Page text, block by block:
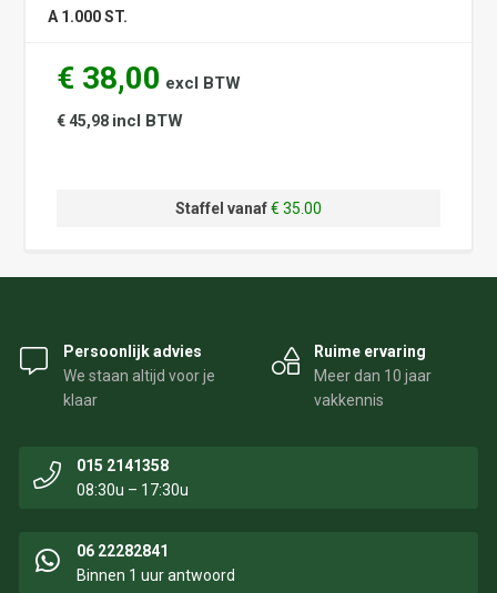
A 1.000 ST.
€ 38,00 excl BTW
€ 45,98 incl BTW
Staffel vanaf€ 35.00
Persoonlijk advies
We staan altijd voor je
klaar
Ruime ervaring
Meer dan 10 jaar
vakkennis
015 2141358
08:30u – 17:30u
06 22282841
Binnen 1 uur antwoord